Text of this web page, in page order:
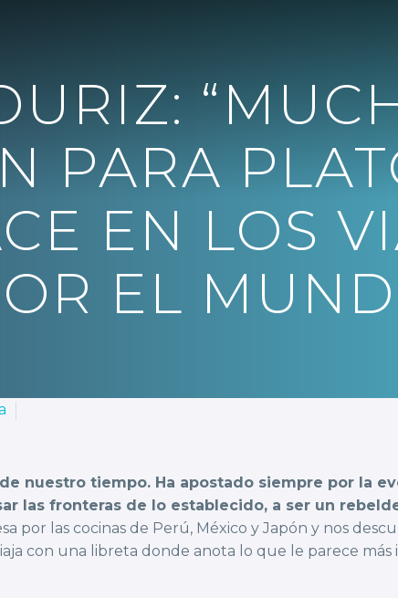
PARA
EN LOS
EL
nuestro tiempo. Ha apostado siempre por la
las fronteras de lo establecido, a ser un
por las cocinas de Perú, México y Japón y nos
con una libreta donde anota lo que le parece más